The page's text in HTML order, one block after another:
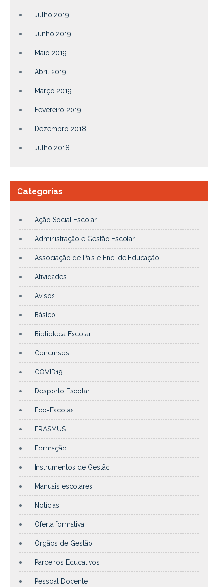
Julho 2019
Junho 2019
Maio 2019
Abril 2019
Março 2019
Fevereiro 2019
Dezembro 2018
Julho 2018
Categorias
Ação Social Escolar
Administração e Gestão Escolar
Associação de Pais e Enc. de Educação
Atividades
Avisos
Básico
Biblioteca Escolar
Concursos
COVID19
Desporto Escolar
Eco-Escolas
ERASMUS
Formação
Instrumentos de Gestão
Manuais escolares
Notícias
Oferta formativa
Órgãos de Gestão
Parceiros Educativos
Pessoal Docente